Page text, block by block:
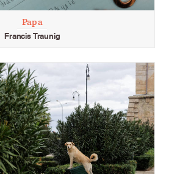
Papa
Francis Traunig